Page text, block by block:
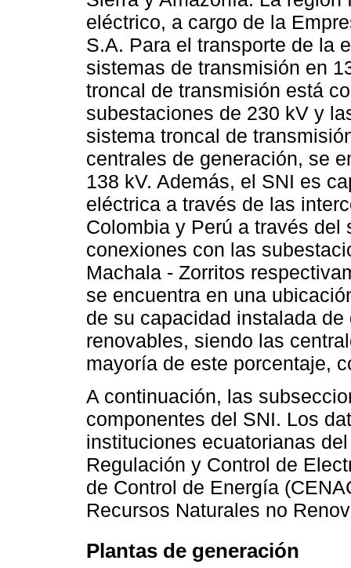
eléctrico, a cargo de la
S.A. Para el transporte de la
sistemas de transmisión en
troncal de transmisión está
subestaciones de 230 kV y
sistema troncal de
centrales de generación, se
138 kV. Además, el SNI es
eléctrica a través de las
Colombia y Perú a través del
conexiones con las
Machala - Zorritos
se encuentra en una
de su capacidad instalada
renovables, siendo las
mayoría de este porcentaje,
A continuación, las
componentes del SNI. Los
instituciones ecuatorianas
Regulación y Control de
de Control de Energía
Recursos Naturales no
Plantas de generación